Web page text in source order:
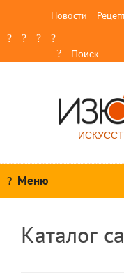
Новости
Меню
Каталог